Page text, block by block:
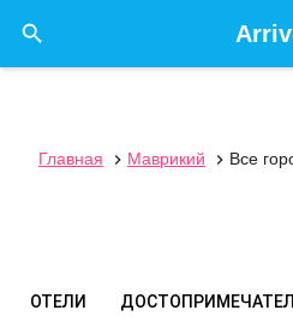

Главная  Маврикий  Все
ОТЕЛИ